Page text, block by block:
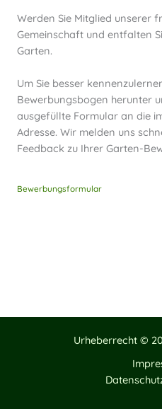
Werden Sie Mitglied unserer
Gemeinschaft und entfalten
Garten.
Um Sie besser
Bewerbungsbogen herunter
ausgefüllte Formular an die
Adresse. Wir melden uns
Feedback zu Ihrer Garten-
Bewerbungsformular
Urheberrecht ©